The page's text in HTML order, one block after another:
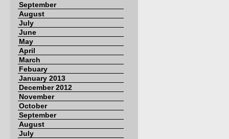
September
August
July
June
May
April
March
Febuary
January 2013
December 2012
November
October
September
August
July